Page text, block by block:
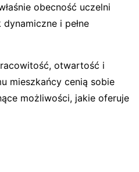
obecność uczelni
i pełne
otwartość i
mieszkańcy cenią sobie
możliwości, jakie oferuje